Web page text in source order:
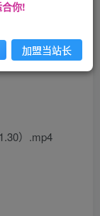
）.mp4
你!
加盟当站长